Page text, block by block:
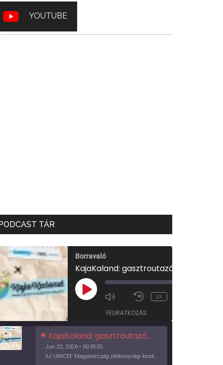
YOUTUBE
TÁR
Borravaló
PLAY
EPISODE
1X
FELIRATKOZÁS
KajaKaland: gasztroutazás a föld körül
Jun 22, 2026 • 00:35:05
Az UNICEF Magyarország jótékonysági kezdeményezése izgalmas, egész éves világkörüli ízutazásra hív, igazi családi program és gasztroedukáció, illetve segítség a rászorulóknak is egyben.